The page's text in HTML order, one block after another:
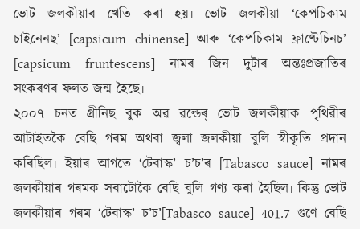
ভোট জলকীয়াৰ খেতি কৰা হয়৷ ভোট জলকীয়া ‘কেপচিকাম
চাইনেনছ’ [capsicum chinense] আৰু ‘কেপচিকাম ফ্ৰাণ্টেচিনচ’
[capsicum fruntescens] নামৰ জিন দুটাৰ অন্তঃপ্ৰজাতিৰ
সংকৰণৰ ফলত জন্ম হৈছে৷
২০০৭ চনত গ্ৰীনিছ বুক অৱ ৱল্ডেৰ্ ভোট জলকীয়াক পৃথিৱীৰ
আটাইতকৈ বেছি গৰম অথবা জ্বলা জলকীয়া বুলি স্বীকৃতি প্ৰদান
কৰিছিল৷ ইয়াৰ আগতে ‘টেবাস্ক’ চ’চ’ৰ [Tabasco sauce] নামৰ
জলকীয়াৰ গৰমক সবাটোকৈ বেছি বুলি গণ্য কৰা হৈছিল৷ কিন্তু ভোট
জলকীয়াৰ গৰম ‘টেবাস্ক’ চ’চ’[Tabasco sauce] 401.7 গুণে বেছি